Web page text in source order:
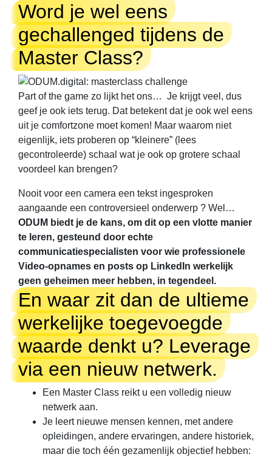
Word je wel eens
gechallenged tijdens de
Master Class?
Part of the game zo lijkt het ons… Je krijgt veel, dus
geef je ook iets terug. Dat betekent dat je ook wel eens
uit je comfortzone moet komen! Maar waarom niet
eigenlijk, iets proberen op “kleinere” (lees
gecontroleerde) schaal wat je ook op grotere schaal
voordeel kan brengen?
Nooit voor een camera een tekst ingesproken
aangaande een controversieel onderwerp ? Wel…
ODUM biedt je de kans, om dit op een vlotte manier
te leren, gesteund door echte
communicatiespecialisten voor wie professionele
Video-opnames en posts op LinkedIn werkelijk
geen geheimen meer hebben, in tegendeel.
En waar zit dan de ultieme
werkelijke toegevoegde
waarde denkt u? Leverage
via een nieuw netwerk.
Een Master Class reikt u een volledig nieuw
netwerk aan.
Je leert nieuwe mensen kennen, met andere
opleidingen, andere ervaringen, andere historiek,
maar die toch één gezamenlijk objectief hebben: